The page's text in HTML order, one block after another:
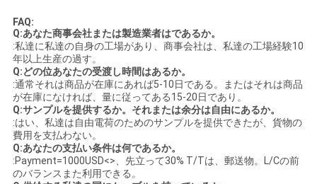
FAQ:
Q:あなた商事会社または製造業者はであるか。
:私達に私達の自身の工場があり、商事会社は、私達の工場経験10
年以上生産の過す。
Q:どの位あなたの受渡し時間はあるか。
:通常それは商品が在庫にあれば5-10日である。またはそれは商品
が在庫になければ、量に従ってある15-20日であり。
Q:サンプルを提供するか。それまたは余分は自由にあるか。
:はい、私達は自由電荷のためのサンプルを提供できたが、貨物の
費用を支払わない。
Q:あなたの支払い条件は何であるか。
:Payment=1000USD<>、先立って30% T/Tは、郵送物。L/Cの前
のバランスまた利用できる。